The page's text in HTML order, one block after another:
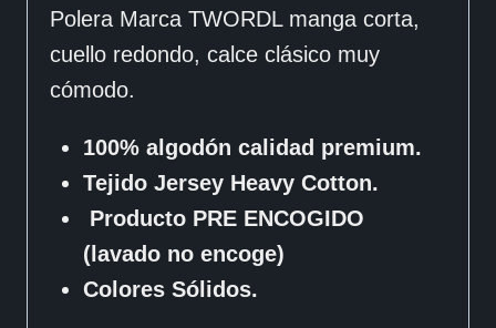
Polera Marca TWORDL manga corta,
cuello redondo, calce clásico muy
cómodo.
100% algodón calidad premium.
Tejido Jersey Heavy Cotton.
Producto PRE ENCOGIDO
(lavado no encoge)
Colores Sólidos.